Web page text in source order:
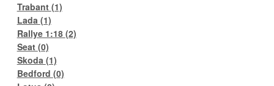
Trabant (1)
Lada (1)
Rallye 1:18 (2)
Seat (0)
Skoda (1)
Bedford (0)